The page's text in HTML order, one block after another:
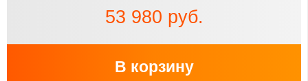
53 980 руб.
В корзину